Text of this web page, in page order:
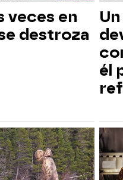
veces en
destroza
él